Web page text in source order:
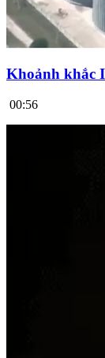
Khoảnh khắc
00:56